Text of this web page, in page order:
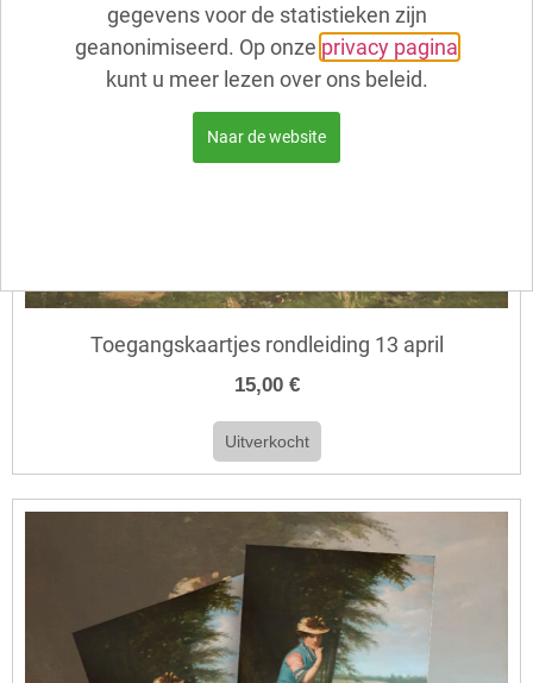
Toegangskaartjes rondleiding 13 april
15,00 €
Uitverkocht
gegevens voor de statistieken zijn
geanonimiseerd. Op onze privacy pagina
kunt u meer lezen over ons beleid.
Naar de website